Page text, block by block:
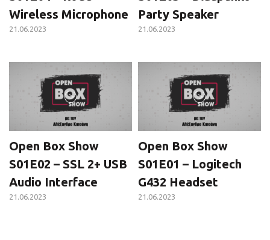
Wireless Microphone
21.06.2023
Party Speaker
21.06.2023
Open Box Show
S01E02 – SSL 2+ USB
Audio Interface
21.06.2023
Open Box Show
S01E01 – Logitech
G432 Headset
21.06.2023